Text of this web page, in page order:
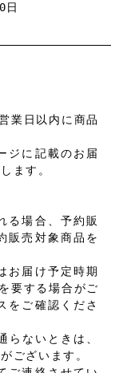
日
業日以内に商品
ジに記載のお届
ます。
る場合、予約販
販売対象商品を
お届け予定時期
要する場合がご
をご確認くださ
ないときは、
ございます。